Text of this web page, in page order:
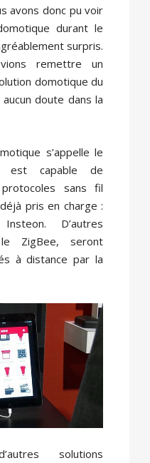
avons donc pu voir
durant le
surpris.
remettre un
domotique du
doute dans la
s’appelle le
est capable de
sans fil
pris en charge :
D’autres
ZigBee, seront
à distance par la
solutions